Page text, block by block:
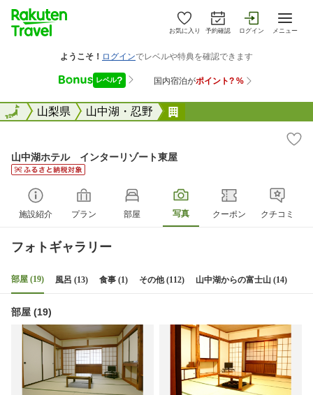
お気に入り 予約確認 ログイン メニュー
全国山梨県 山中湖・忍野
全国
山中湖ホテル インターリゾート東屋
施設紹介 プラン 部屋 写真 クーポン クチコミ
フォトギャラリー
部屋 (19) 風呂 (13) 食事 (1) その他 (112) 山中湖からの富士山 (14)
部屋 (19)